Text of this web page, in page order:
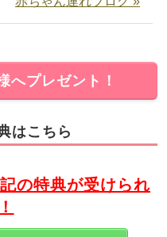
へプレゼント！
はこちら
の特典が受けられ